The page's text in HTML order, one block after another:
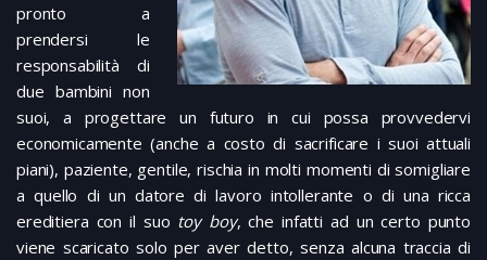
pronto a
prendersi le
responsabilità di
due bambini non
suoi, a progettare un futuro in cui possa provvedervi
economicamente (anche a costo di sacrificare i suoi attuali
piani), paziente, gentile, rischia in molti momenti di somigliare
a quello di un datore di lavoro intollerante o di una ricca
ereditiera con il suo toy boy, che infatti ad un certo punto
viene scaricato solo per aver detto, senza alcuna traccia di